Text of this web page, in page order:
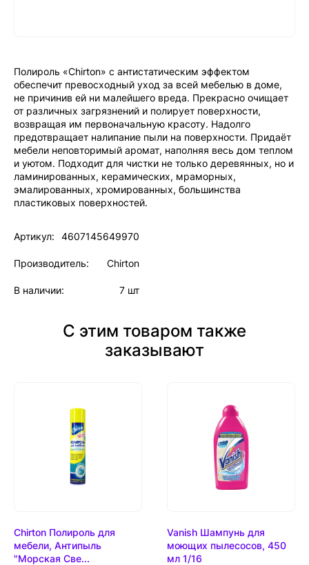
Артикул: 4607145649970
Производитель: Chirton
В наличии: 7 шт
Полироль «Chirton» с антистатическим эффектом
обеспечит превосходный уход за всей мебелью в доме,
не причинив ей ни малейшего вреда. Прекрасно очищает
от различных загрязнений и полирует поверхности,
возвращая им первоначальную красоту. Надолго
предотвращает налипание пыли на поверхности. Придаёт
мебели неповторимый аромат, наполняя весь дом теплом
и уютом. Подходит для чистки не только деревянных, но и
ламинированных, керамических, мраморных,
эмалированных, хромированных, большинства
пластиковых поверхностей.
С этим товаром также
заказывают
Chirton Полироль для
мебели, Антипыль
"Морская Све...
Vanish Шампунь для
моющих пылесосов, 450
мл 1/16